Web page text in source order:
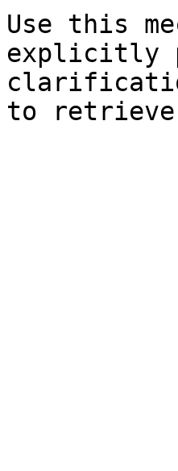
Use this
explicitly